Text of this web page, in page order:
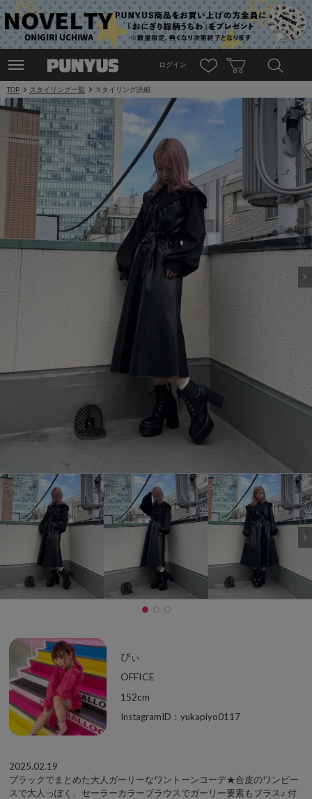
ログイン
TOP スタイリング一覧 スタイリング詳細
ぴぃ
OFFICE
152cm
InstagramID：yukapiyo0117
2025.02.19
ブラックでまとめた大人ガーリーなワントーンコーデ★合皮のワンピー
スで大人っぽく、セーラーカラーブラウスでガーリー要素もプラス♪ 付